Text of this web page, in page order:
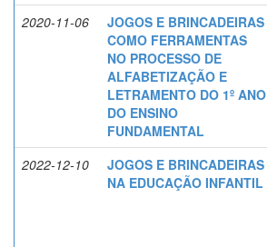
2020-11-06
JOGOS E BRINCADEIRAS
COMO FERRAMENTAS
NO PROCESSO DE
ALFABETIZAÇÃO E
LETRAMENTO DO 1º ANO
DO ENSINO
FUNDAMENTAL
2022-12-10
JOGOS E BRINCADEIRAS
NA EDUCAÇÃO INFANTIL